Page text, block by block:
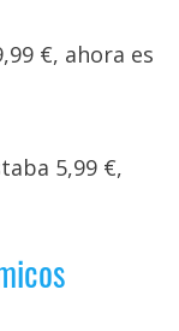
€, ahora es
5,99 €,